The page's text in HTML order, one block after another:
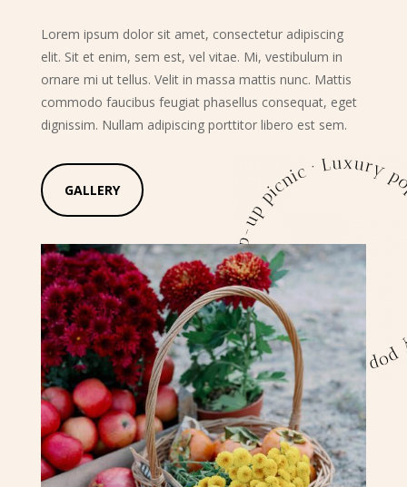
Lorem ipsum dolor sit amet, consectetur adipiscing
elit. Sit et enim, sem est, vel vitae. Mi, vestibulum in
ornare mi ut tellus. Velit in massa mattis nunc. Mattis
commodo faucibus feugiat phasellus consequat, eget
dignissim. Nullam adipiscing porttitor libero est sem.
GALLERY